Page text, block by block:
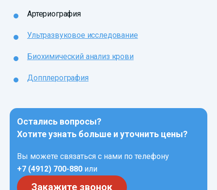
Артериография
Ультразвуковое исследование
Биохимический анализ крови
Допплерография
Остались вопросы?
Хотите узнать больше и уточнить цены?
Вы можете связаться с нами по телефону
+7 (4912) 700-880 или
Закажите звонок